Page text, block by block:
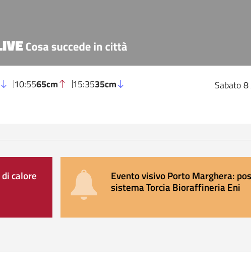
10:5565cm 15:3535cm Sabato
calore Evento visivo Porto Marghera:
sistema Torcia Bioraffineria Eni